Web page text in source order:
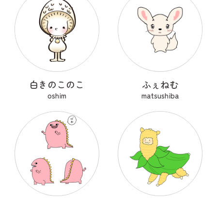
白きのこのこ
oshim
ふぇねむ
matsushiba